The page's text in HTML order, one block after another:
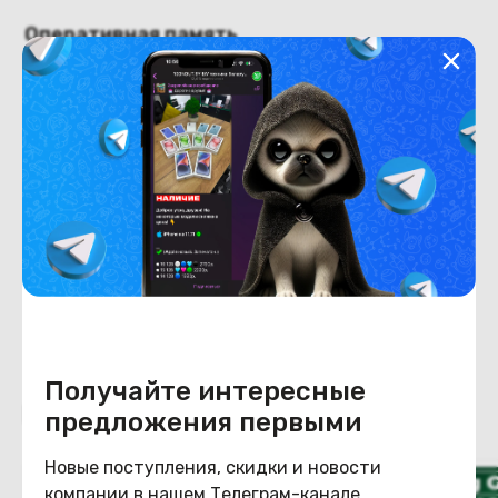
Получайте интересные
предложения первыми
Новые поступления, скидки и новости
Оперативная память
Оперативная память 8
Хранение данных
Емкость накопителя 128
Конструкция
Цвет тёмно-серый
Похожие товары